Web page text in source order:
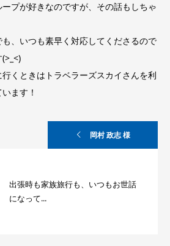
プが好きなのですが、その話もしちゃ
、いつも素早く対応してくださるので
くときはトラベラーズスカイさんを利
ます！
岡村 政志 様
出張時も家族旅行も、いつもお世話
になって...